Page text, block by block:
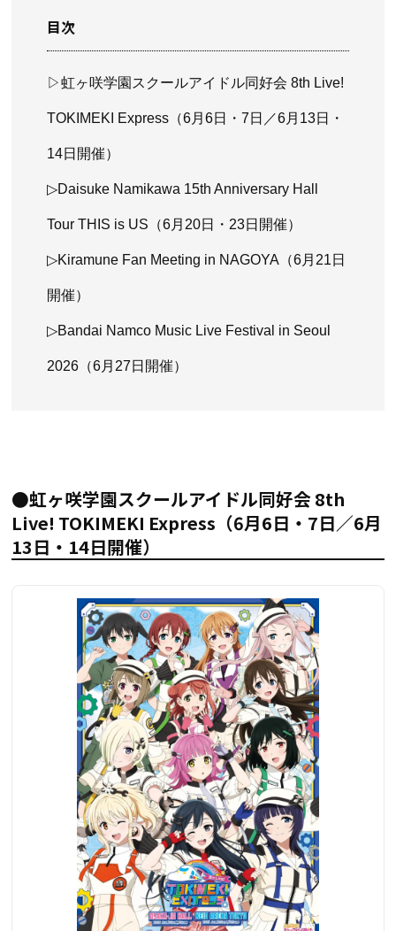
目次
▷虹ヶ咲学園スクールアイドル同好会 8th Live!
TOKIMEKI Express（6月6日・7日／6月13日・
14日開催）
▷Daisuke Namikawa 15th Anniversary Hall
Tour THIS is US（6月20日・23日開催）
▷Kiramune Fan Meeting in NAGOYA（6月21日
開催）
▷Bandai Namco Music Live Festival in Seoul
2026（6月27日開催）
●虹ヶ咲学園スクールアイドル同好会 8th
Live! TOKIMEKI Express（6月6日・7日／6月
13日・14日開催）